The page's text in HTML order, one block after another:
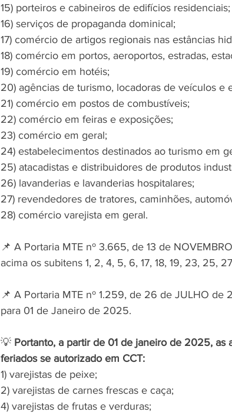
15) porteiros e cabineiros de edifícios residenciais;
16) serviços de propaganda dominical;
17) comércio de artigos regionais nas estâncias
18) comércio em portos, aeroportos, estradas,
19) comércio em hotéis;
20) agências de turismo, locadoras de veículos e
21) comércio em postos de combustíveis;
22) comércio em feiras e exposições;
23) comércio em geral;
24) estabelecimentos destinados ao turismo em
25) atacadistas e distribuidores de produtos
26) lavanderias e lavanderias hospitalares;
27) revendedores de tratores, caminhões,
28) comércio varejista em geral.
📌 A Portaria MTE nº 3.665, de 13 de
acima os subitens 1, 2, 4, 5, 6, 17, 18, 19, 23, 25,
📌 A Portaria MTE nº 1.259, de 26 de JULHO
para 01 de Janeiro de 2025.
💡 Portanto, a partir de 01 de janeiro de 2025, as
feriados se autorizado em CCT:
1) varejistas de peixe;
2) varejistas de carnes frescas e caça;
4) varejistas de frutas e verduras;